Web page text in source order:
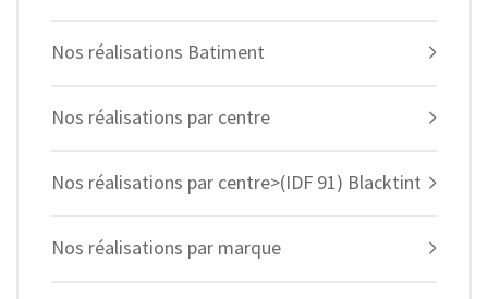
Nos réalisations Batiment
Nos réalisations par centre
Nos réalisations par centre>(IDF 91) Blacktint
Nos réalisations par marque